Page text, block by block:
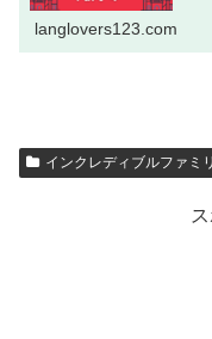
langlovers123.com
インクレディブルファミ